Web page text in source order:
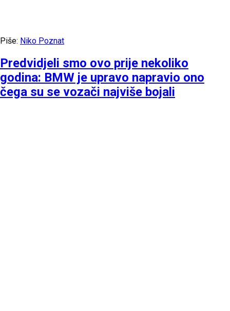
Piše: Niko Poznat
Predvidjeli smo ovo prije nekoliko
godina: BMW je upravo napravio ono
čega su se vozači najviše bojali